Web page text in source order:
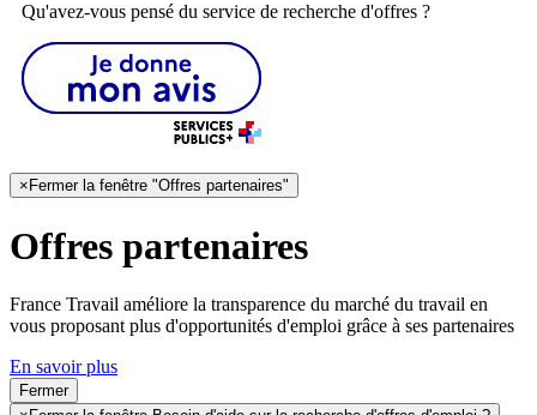
Qu'avez-vous pensé du service de recherche d'offres ?
× Fermer la fenêtre "Offres partenaires"
Offres partenaires
France Travail améliore la transparence du marché du travail en
vous proposant plus d'opportunités d'emploi grâce à ses partenaires
En savoir plus
Fermer